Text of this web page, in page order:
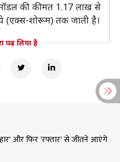
की कीमत 1.17 लाख से
शोरूम) तक जाती है।
पढ़ लिया है
और फिर 'रफ्तार' से जीतने आएंगे